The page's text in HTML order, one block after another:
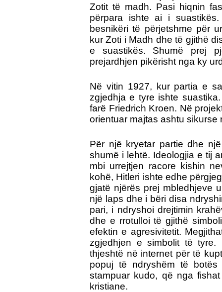
Zotit të madh. Pasi hiqnin
përpara ishte ai i
besnikëri të përjetshme për
kur Zoti i Madh dhe të gjithë
e suastikës. Shumë prej
prejardhjen pikërisht nga ky
Në vitin 1927, kur partia e
zgjedhja e tyre ishte
farë Friedrich Kroen. Në
orientuar majtas ashtu sikurse
Për një kryetar partie dhe
shumë i lehtë. Ideologjia e tij
mbi urrejtjen racore kishin
kohë, Hitleri ishte edhe
gjatë njërës prej mbledhjeve
një laps dhe i bëri disa
pari, i ndryshoi drejtimin
dhe e rrotulloi të gjithë
efektin e agresivitetit.
zgjedhjen e simbolit të
thjeshtë në internet për të
popuj të ndryshëm të
stampuar kudo, që nga
kristiane.